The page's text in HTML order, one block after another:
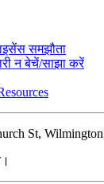
समझौता
न बेचें/साझा करें
St,